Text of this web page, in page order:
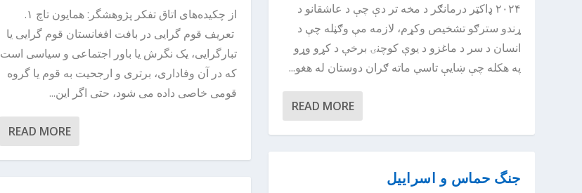
از چکیده‌های اتاق تفکر پژوهشگر: همایون تاچ ۱.
تعریف قوم گرایی در بافت افغانستان قوم گرایی یا
تبارگرایی، یک نگرش یا باور اجتماعی و سیاسی است
که در آن وفاداری، برتری و ارجحیت به قوم یا گروه
قومی خاصی داده می شود، حتی اگر این...
READ MORE
۲۰۲۴ ډاکټر درمانګر د مخه تر دې چې د عاشقانو د
ړندو سترګو تشخیص وکړم، لازمه مې وګڼله چې د
انسان د سر د ماغزو د یوې کوچنۍ برخې د کړو وړو
په هکله چې ښایې تاسي ماته ګران دوستان له هغو...
READ MORE
جنگ حماس و اسراییل